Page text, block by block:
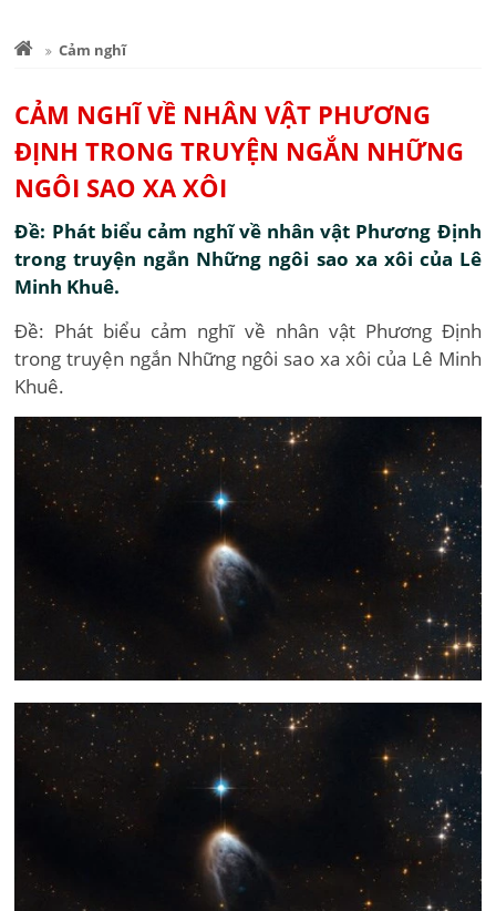
Cảm nghĩ
CẢM NGHĨ VỀ NHÂN VẬT PHƯƠNG
ĐỊNH TRONG TRUYỆN NGẮN NHỮNG
NGÔI SAO XA XÔI
Đề: Phát biểu cảm nghĩ về nhân vật Phương Định
trong truyện ngắn Những ngôi sao xa xôi của Lê
Minh Khuê.
Đề: Phát biểu cảm nghĩ về nhân vật Phương Định
trong truyện ngắn Những ngôi sao xa xôi của Lê Minh
Khuê.